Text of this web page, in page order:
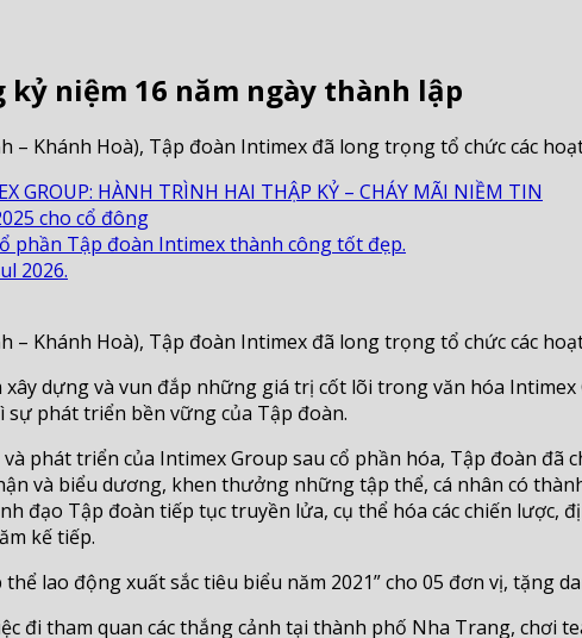
niệm 16 năm ngày thành lập
– Khánh Hoà), Tập đoàn Intimex đã long trọng tổ chức các
GROUP: HÀNH TRÌNH HAI THẬP KỶ – CHÁY MÃI NIỀM TIN
cho cổ đông
phần Tập đoàn Intimex thành công tốt đẹp.
2026.
– Khánh Hoà), Tập đoàn Intimex đã long trọng tổ chức các
dựng và vun đắp những giá trị cốt lõi trong văn hóa
phát triển bền vững của Tập đoàn.
phát triển của Intimex Group sau cổ phần hóa, Tập đoàn đã
và biểu dương, khen thưởng những tập thể, cá nhân có
đạo Tập đoàn tiếp tục truyền lửa, cụ thể hóa các chiến lược,
kế tiếp.
lao động xuất sắc tiêu biểu năm 2021” cho 05 đơn vị, tặng
đi tham quan các thắng cảnh tại thành phố Nha Trang, chơi